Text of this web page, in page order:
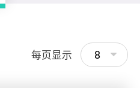
每页显示 8